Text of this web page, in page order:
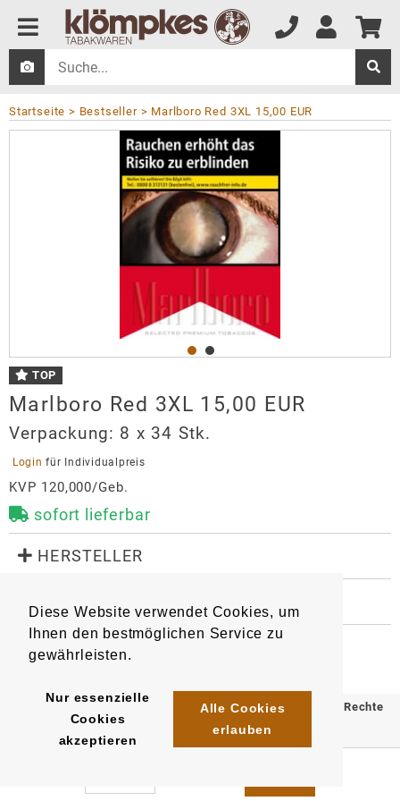
Diese Website verwendet Cookies, um
Ihnen den bestmöglichen Service zu
gewährleisten.
Nur essenzielle
Cookies
akzeptieren
Alle Cookies
erlauben
Startseite Bestseller Marlboro Red 3XL 15,00 EUR
TOP
Marlboro Red 3XL 15,00 EUR
Verpackung: 8 x 34 Stk.
Login für Individualpreis
KVP 120,000/Geb.
sofort lieferbar
HERSTELLER
Hersteller
Philip Morris GmbH
Am Haag 14
auftrag.philipmorris@pmi.com
https://www.pmi.com/markets/germany/de/
Artikel 1899 EAN/ Stück 42491941
EAN/Stange8 :
4023500749862
EAN/Umkarton160
© 2025 Klömpkes Heinrich Inh. Marion Winkels e.K. Alle Rechte
vorbehalten.